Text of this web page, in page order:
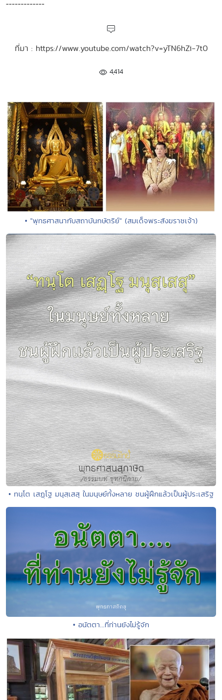
-------------
ที่มา : https://www.youtube.com/watch?v=yTN6hZi-7t0
4,414
• "พุทธศาสนากับสถาบันกษัตริย์" (สมเด็จพระสังฆราชเจ้า)
• ทนฺโต เสฏฺโฐ มนุสฺเสสุ ในมนุษย์ทั้งหลาย ชนผู้ฝึกแล้วเป็นผู้ประเสริฐ
• อนัตตา...ที่ท่านยังไม่รู้จัก